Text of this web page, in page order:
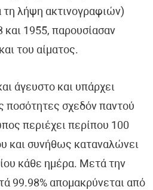
τη λήψη ακτινογραφιών)
1955, παρουσίασαν
του αίματος.
άγευστο και υπάρχει
ποσότητες σχεδόν παντού
περιέχει περίπου 100
και συνήθως καταναλώνει
κάθε ημέρα. Μετά την
99.98% απομακρύνεται από